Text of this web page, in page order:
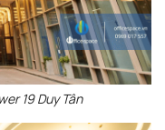
19 Duy Tân